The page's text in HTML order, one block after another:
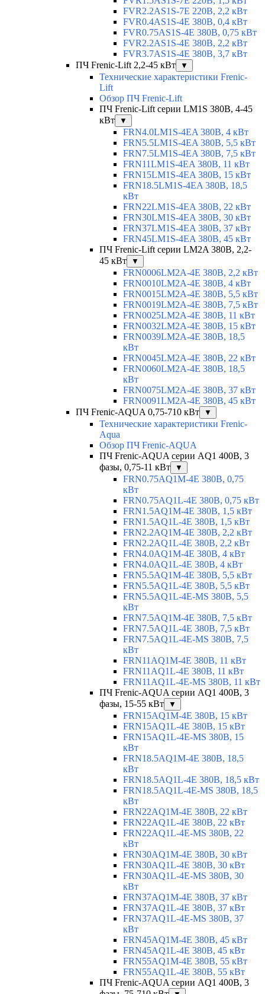
FVR2.2AS1S-7E 220В, 2,2 кВт
FVR0.4AS1S-4E 380В, 0,4 кВт
FVR0.75AS1S-4E 380В, 0,75 кВт
FVR2.2AS1S-4E 380В, 2,2 кВт
FVR3.7AS1S-4E 380В, 3,7 кВт
ПЧ Frenic-Lift 2,2-45 кВт
▼
Технические характеристики Frenic-
Lift
Обзор ПЧ Frenic-Lift
ПЧ Frenic-Lift серии LM1S 380В, 4-45
кВт
▼
FRN4.0LM1S-4EA 380В, 4 кВт
FRN5.5LM1S-4EA 380В, 5,5 кВт
FRN7.5LM1S-4EA 380В, 7,5 кВт
FRN11LM1S-4EA 380В, 11 кВт
FRN15LM1S-4EA 380В, 15 кВт
FRN18.5LM1S-4EA 380В, 18,5
кВт
FRN22LM1S-4EA 380В, 22 кВт
FRN30LM1S-4EA 380В, 30 кВт
FRN37LM1S-4EA 380В, 37 кВт
FRN45LM1S-4EA 380В, 45 кВт
ПЧ Frenic-Lift серии LM2A 380В, 2,2-
45 кВт
▼
FRN0006LM2A-4E 380В, 2,2 кВт
FRN0010LM2A-4E 380В, 4 кВт
FRN0015LM2A-4E 380В, 5,5 кВт
FRN0019LM2A-4E 380В, 7,5 кВт
FRN0025LM2A-4E 380В, 11 кВт
FRN0032LM2A-4E 380В, 15 кВт
FRN0039LM2A-4E 380В, 18,5
кВт
FRN0045LM2A-4E 380В, 22 кВт
FRN0060LM2A-4E 380В, 18,5
кВт
FRN0075LM2A-4E 380В, 37 кВт
FRN0091LM2A-4E 380В, 45 кВт
ПЧ Frenic-AQUA 0,75-710 кВт
▼
Технические характеристики Frenic-
Aqua
Обзор ПЧ Frenic-AQUA
ПЧ Frenic-AQUA серии AQ1 400В, 3
фазы, 0,75-11 кВт
▼
FRN0.75AQ1M-4E 380В, 0,75
кВт
FRN0.75AQ1L-4E 380В, 0,75 кВт
FRN1.5AQ1M-4E 380В, 1,5 кВт
FRN1.5AQ1L-4E 380В, 1,5 кВт
FRN2.2AQ1M-4E 380В, 2,2 кВт
FRN2.2AQ1L-4E 380В, 2,2 кВт
FRN4.0AQ1M-4E 380В, 4 кВт
FRN4.0AQ1L-4E 380В, 4 кВт
FRN5.5AQ1M-4E 380В, 5,5 кВт
FRN5.5AQ1L-4E 380В, 5,5 кВт
FRN5.5AQ1L-4E-MS 380В, 5,5
кВт
FRN7.5AQ1M-4E 380В, 7,5 кВт
FRN7.5AQ1L-4E 380В, 7,5 кВт
FRN7.5AQ1L-4E-MS 380В, 7,5
кВт
FRN11AQ1M-4E 380В, 11 кВт
FRN11AQ1L-4E 380В, 11 кВт
FRN11AQ1L-4E-MS 380В, 11 кВт
ПЧ Frenic-AQUA серии AQ1 400В, 3
фазы, 15-55 кВт
▼
FRN15AQ1M-4E 380В, 15 кВт
FRN15AQ1L-4E 380В, 15 кВт
FRN15AQ1L-4E-MS 380В, 15
кВт
FRN18.5AQ1M-4E 380В, 18,5
кВт
FRN18.5AQ1L-4E 380В, 18,5 кВт
FRN18.5AQ1L-4E-MS 380В, 18,5
кВт
FRN22AQ1M-4E 380В, 22 кВт
FRN22AQ1L-4E 380В, 22 кВт
FRN22AQ1L-4E-MS 380В, 22
кВт
FRN30AQ1M-4E 380В, 30 кВт
FRN30AQ1L-4E 380В, 30 кВт
FRN30AQ1L-4E-MS 380В, 30
кВт
FRN37AQ1M-4E 380В, 37 кВт
FRN37AQ1L-4E 380В, 37 кВт
FRN37AQ1L-4E-MS 380В, 37
кВт
FRN45AQ1M-4E 380В, 45 кВт
FRN45AQ1L-4E 380В, 45 кВт
FRN55AQ1M-4E 380В, 55 кВт
FRN55AQ1L-4E 380В, 55 кВт
ПЧ Frenic-AQUA серии AQ1 400В, 3